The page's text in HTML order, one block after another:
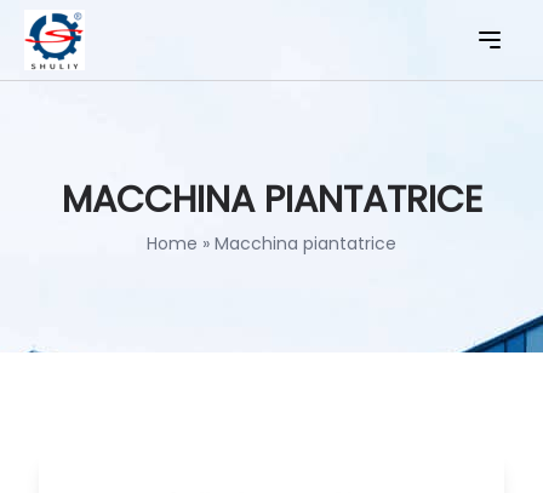
MACCHINA PIANTATRICE
Home » Macchina piantatrice